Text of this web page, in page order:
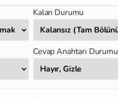
Kalan Durumu
Cevap Anahtarı Durumu